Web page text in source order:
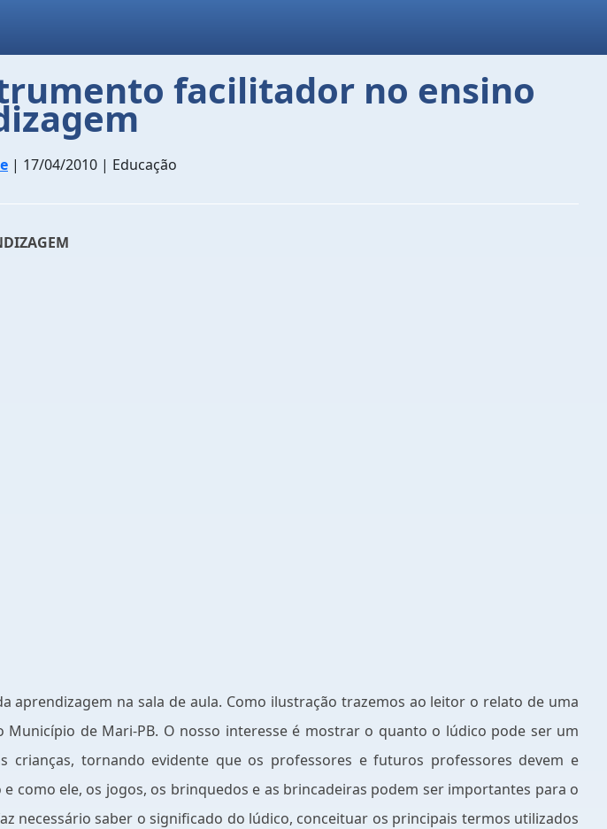
facilitador no ensino
| 17/04/2010 | Educação
na sala de aula. Como ilustração trazemos ao leitor o relato de uma
de Mari-PB. O nosso interesse é mostrar o quanto o lúdico pode ser um
crianças, tornando evidente que os professores e futuros professores devem e
ele, os jogos, os brinquedos e as brincadeiras podem ser importantes para o
necessário saber o significado do lúdico, conceituar os principais termos utilizados